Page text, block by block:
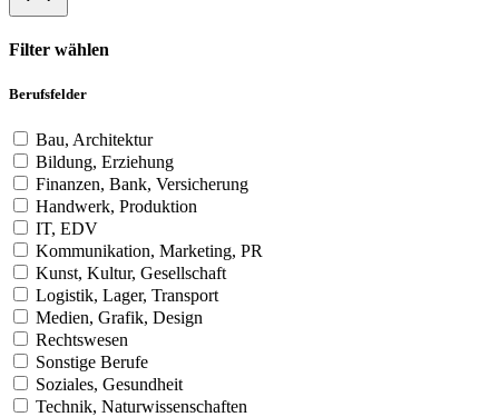
Filter wählen
Berufsfelder
Bau, Architektur
Bildung, Erziehung
Finanzen, Bank, Versicherung
Handwerk, Produktion
IT, EDV
Kommunikation, Marketing, PR
Kunst, Kultur, Gesellschaft
Logistik, Lager, Transport
Medien, Grafik, Design
Rechtswesen
Sonstige Berufe
Soziales, Gesundheit
Technik, Naturwissenschaften